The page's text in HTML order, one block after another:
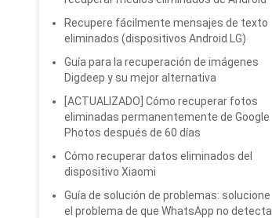
Recupere fácilmente mensajes de texto
eliminados (dispositivos Android LG)
Guía para la recuperación de imágenes
Digdeep y su mejor alternativa
[ACTUALIZADO] Cómo recuperar fotos
eliminadas permanentemente de Google
Photos después de 60 días
Cómo recuperar datos eliminados del
dispositivo Xiaomi
Guía de solución de problemas: solucione
el problema de que WhatsApp no ​​detecta